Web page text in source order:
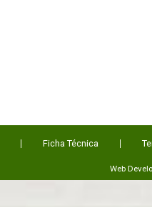
Ficha Técnica
Web